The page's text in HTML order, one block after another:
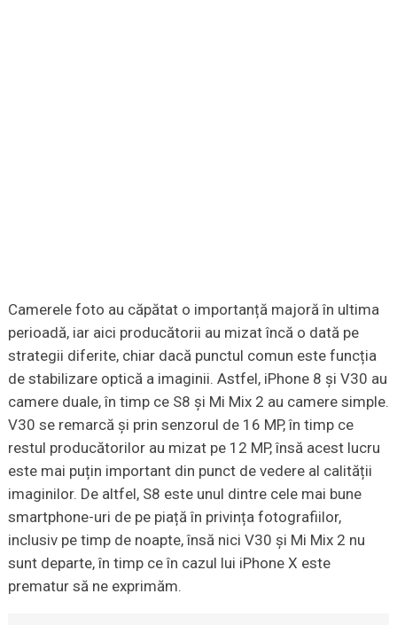
Camerele foto au căpătat o importanță majoră în ultima
perioadă, iar aici producătorii au mizat încă o dată pe
strategii diferite, chiar dacă punctul comun este funcția
de stabilizare optică a imaginii. Astfel, iPhone 8 și V30 au
camere duale, în timp ce S8 și Mi Mix 2 au camere simple.
V30 se remarcă și prin senzorul de 16 MP, în timp ce
restul producătorilor au mizat pe 12 MP, însă acest lucru
este mai puțin important din punct de vedere al calității
imaginilor. De altfel, S8 este unul dintre cele mai bune
smartphone-uri de pe piață în privința fotografiilor,
inclusiv pe timp de noapte, însă nici V30 și Mi Mix 2 nu
sunt departe, în timp ce în cazul lui iPhone X este
prematur să ne exprimăm.